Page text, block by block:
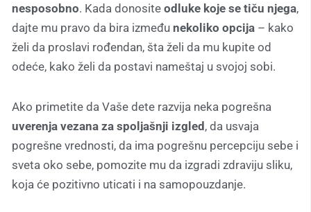
nesposobno. Kada donosite odluke koje se tiču njega,
dajte mu pravo da bira između nekoliko opcija – kako
želi da proslavi rođendan, šta želi da mu kupite od
odeće, kako želi da postavi nameštaj u svojoj sobi.
Ako primetite da Vaše dete razvija neka pogrešna
uverenja vezana za spoljašnji izgled, da usvaja
pogrešne vrednosti, da ima pogrešnu percepciju sebe i
sveta oko sebe, pomozite mu da izgradi zdraviju sliku,
koja će pozitivno uticati i na samopouzdanje.